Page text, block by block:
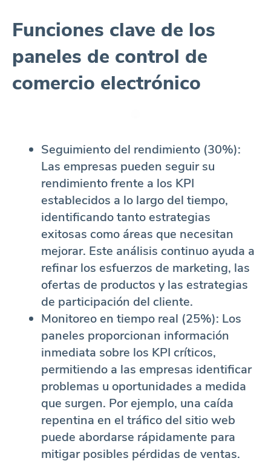
Funciones clave de los
paneles de control de
comercio electrónico
Seguimiento del rendimiento (30%):
Las empresas pueden seguir su
rendimiento frente a los KPI
establecidos a lo largo del tiempo,
identificando tanto estrategias
exitosas como áreas que necesitan
mejorar. Este análisis continuo ayuda a
refinar los esfuerzos de marketing, las
ofertas de productos y las estrategias
de participación del cliente.
Monitoreo en tiempo real (25%): Los
paneles proporcionan información
inmediata sobre los KPI críticos,
permitiendo a las empresas identificar
problemas u oportunidades a medida
que surgen. Por ejemplo, una caída
repentina en el tráfico del sitio web
puede abordarse rápidamente para
mitigar posibles pérdidas de ventas.